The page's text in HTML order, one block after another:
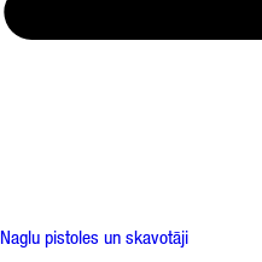
Naglu pistoles un skavotāji